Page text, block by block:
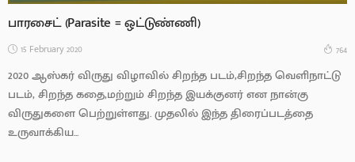
பாரசைட் (Parasite = ஒட்டுண்ணி)
15 February 2020 764
2020 ஆஸ்கர் விருது விழாவில் சிறந்த படம்,சிறந்த வெளிநாட்டு
படம், சிறந்த கதை,மற்றும் சிறந்த இயக்குனர் என நான்கு
விருதுகளை பெற்றுள்ளது. முதலில் இந்த திரைப்படத்தை
உருவாக்கிய...